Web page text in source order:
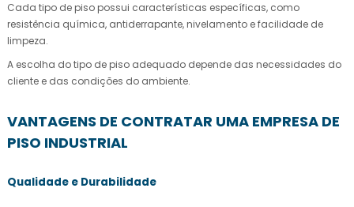
Cada tipo de piso possui características específicas, como
resistência química, antiderrapante, nivelamento e facilidade de
limpeza.
A escolha do tipo de piso adequado depende das necessidades do
cliente e das condições do ambiente.
VANTAGENS DE CONTRATAR UMA EMPRESA DE
PISO INDUSTRIAL
Qualidade e Durabilidade